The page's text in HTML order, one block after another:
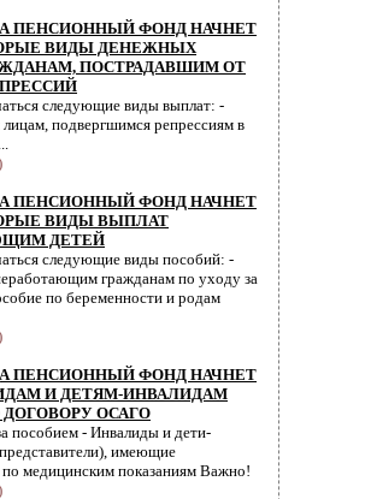
ПЕНСИОННЫЙ ФОНД НАЧНЕТ
ВИДЫ ДЕНЕЖНЫХ
ПОСТРАДАВШИМ ОТ
следующие виды выплат: -
подвергшимся репрессиям в
ПЕНСИОННЫЙ ФОНД НАЧНЕТ
ВИДЫ ВЫПЛАТ
ДЕТЕЙ
следующие виды пособий: -
гражданам по уходу за
по беременности и родам
ПЕНСИОННЫЙ ФОНД НАЧНЕТ
И ДЕТЯМ-ИНВАЛИДАМ
ОСАГО
пособием - Инвалиды и дети-
имеющие
по медицинским показаниям Важно!